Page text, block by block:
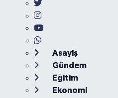
Asayiş
Gündem
Eğitim
Ekonomi